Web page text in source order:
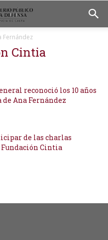
Fernández
Cintia
reconoció los 10 años
Ana Fernández
de las charlas
Cintia